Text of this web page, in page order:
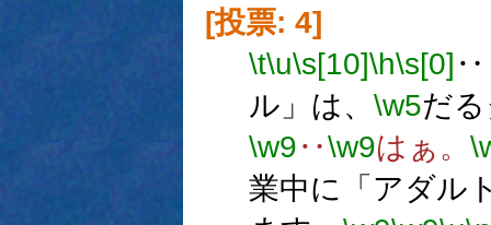
[投票: 4]
\t\u\s[10]\h\s[0]
ル」は、 \w5だ
\w9‥\w9はぁ。
業中に「アダル